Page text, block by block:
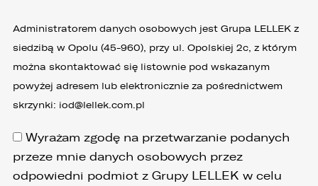
Administratorem danych osobowych jest Grupa LELLEK z
siedzibą w Opolu (45-960), przy ul. Opolskiej 2c, z którym
można skontaktować się listownie pod wskazanym
powyżej adresem lub elektronicznie za pośrednictwem
skrzynki: iod@lellek.com.pl
Wyrażam zgodę na przetwarzanie podanych
przeze mnie danych osobowych przez
odpowiedni podmiot z Grupy LELLEK w celu